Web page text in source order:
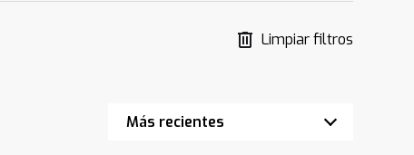
Limpiar filtros